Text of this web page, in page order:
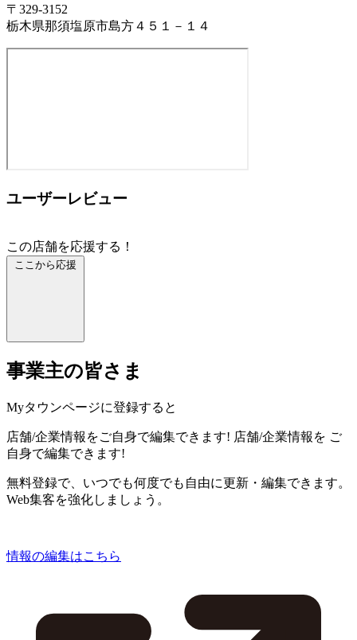
〒329-3152
栃木県那須塩原市島方４５１－１４
ユーザーレビュー
この店舗を応援する！
ここから応援
事業主の皆さま
Myタウンページに登録すると
店舗/企業情報をご自身で編集できます! 店舗/企業情報を ご
自身で編集できます!
無料登録で、いつでも何度でも自由に更新・編集できます。
Web集客を強化しましょう。
情報の編集はこちら